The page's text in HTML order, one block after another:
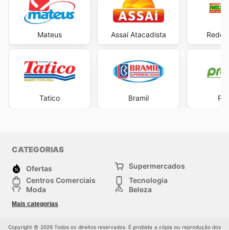
Mateus
Tatico
Assaí Atacadista
Bramil
Rede
CATEGORIAS
Ofertas
Supermercados
Centros Comerciais
Tecnologia
Moda
Beleza
Construção e jardinagem
Mais categorias
Copyright © 2026 Todos os direitos reservados. É proibida a cópia ou reprodução dos